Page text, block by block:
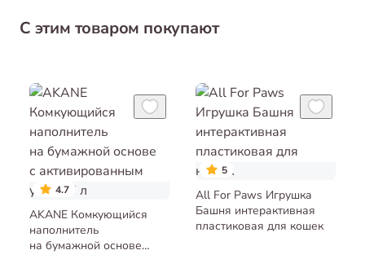
С этим товаром покупают
4.7
AKANE Комкующийся
наполнитель
на бумажной основе
5
All For Paws Игрушка
Башня интерактивная
пластиковая для кошек